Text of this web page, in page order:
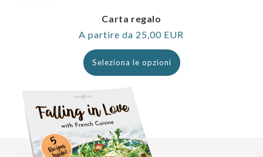
Carta regalo
Prezzo
normale
A partire da 25,00 EUR
Seleziona le opzioni